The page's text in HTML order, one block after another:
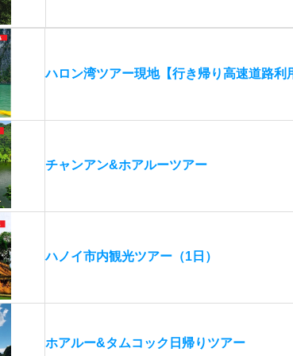
ハロン湾ツアー現地【行き帰り高速道路利
チャンアン&ホアルーツアー
ハノイ市内観光ツアー（1日）
ホアルー&タムコック日帰りツアー